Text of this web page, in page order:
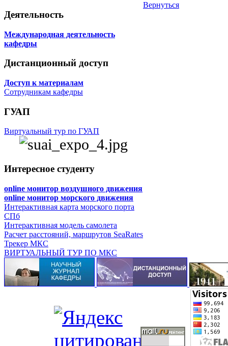
Деятельность
Международная деятельность
кафедры
Дистанционный доступ
Доступ к материалам
Сотрудникам кафедры
ГУАП
Виртуальный тур по ГУАП
Интересное студенту
online монитор воздушного движения
online монитор морского движения
Интерактивная карта морского порта
СПб
Интерактивная модель самолета
Расчет расстояний, маршрутов SeaRates
Трекер МКС
ВИРТУАЛЬНЫЙ ТУР ПО МКС
Вернуться